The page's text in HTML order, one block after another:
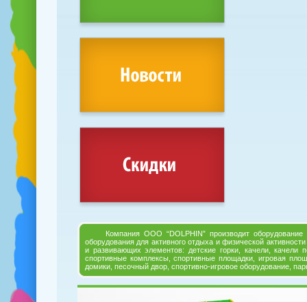
Компания OOO “DOLPHIN” производит оборудование
оборудования для активного отдыха и физической
и развивающих элементов: детские горки, качели, качели
спортивные комплексы, спортивные площадки, игровая
домики, песочный двор, спортивно-игровое оборудование,